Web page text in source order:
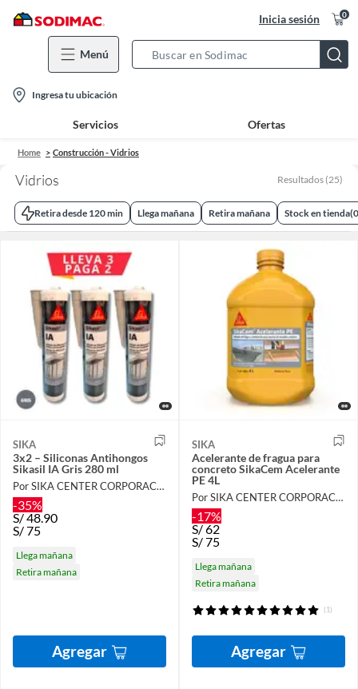
Inicia sesión 0
Menú
Bar
location-
icon
Ingresa tu ubicación
Servicios Ofertas
Home Construcción - Vidrios
Vidrios Resultados (25)
Retira desde 120 min Llega mañana Retira mañana Stock en tienda(0
SIKA
3x2 – Siliconas Antihongos
Sikasil IA Gris 280 ml
Por SIKA CENTER CORPORACIÓN LAU
-35%
S/48.90
S/75
Llega mañana
Retira mañana
Agregar
SIKA
Acelerante de fragua para
concreto SikaCem Acelerante
PE 4L
Por SIKA CENTER CORPORACIÓN LAU
-17%
S/62
S/75
Llega mañana
Retira mañana
(1)
Agregar